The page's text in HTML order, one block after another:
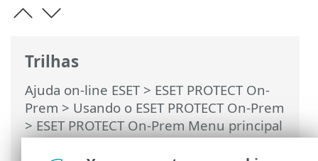
Trilhas
Ajuda on-line ESET> ESET PROTECT On-
Prem > Usando o ESET PROTECT On-Prem
> ESET PROTECT On-Prem Menu principal
>Tarefas>Tarefas de cliente>